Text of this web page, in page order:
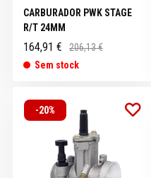
CARBURADOR PWK STAGE
R/T 24MM
164,91 €
206,13 €
Sem stock
-20%